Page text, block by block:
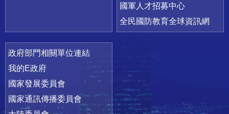
國軍人才招募中心
全民國防教育全球資訊網
政府部門相關單位連結
我的E政府
國家發展委員會
國家通訊傳播委員會